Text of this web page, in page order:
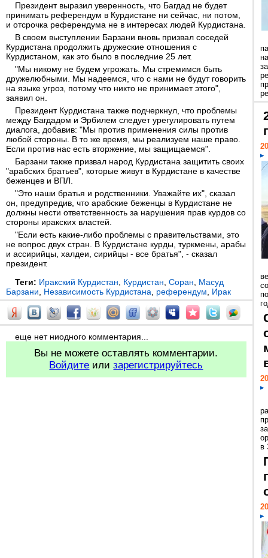
Президент выразил уверенность, что Багдад не будет
принимать референдум в Курдистане ни сейчас, ни потом,
и отсрочка референдума не в интересах людей Курдистана.
В своем выступлении Барзани вновь призвал соседей
Курдистана продолжить дружеские отношения с
Курдистаном, как это было в последние 25 лет.
"Мы никому не будем угрожать. Мы стремимся быть
дружелюбными. Мы надеемся, что с нами не будут говорить
на языке угроз, потому что никто не принимает этого",
заявил он.
Президент Курдистана также подчеркнул, что проблемы
между Багдадом и Эрбилем следует урегулировать путем
диалога, добавив: "Мы против применения силы против
любой стороны. В то же время, мы реализуем наше право.
Если против нас есть вторжение, мы защищаемся".
Барзани также призвал народ Курдистана защитить своих
"арабских братьев", которые живут в Курдистане в качестве
беженцев и ВПЛ.
"Это наши братья и родственники. Уважайте их", сказал
он, предупредив, что арабские беженцы в Курдистане не
должны нести ответственность за нарушения прав курдов со
стороны иракских властей.
"Если есть какие-либо проблемы с правительствами, это
не вопрос двух стран. В Курдистане курды, туркмены, арабы
и ассирийцы, халдеи, сирийцы - все братья", - сказал
президент.
Теги: Иракский Курдистан Курдистан Соран
Масуд
Барзани
Независимость Курдистана референдум Ирак
еще нет ниодного комментария...
Вы не можете оставлять комментарии.
Войдите илизарегистрируйтесь
в